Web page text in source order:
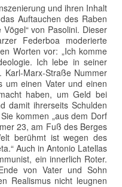
und ihren Inhalt
Auftauchen des Raben
von Pasolini. Dieser
Federboa moderierte
Worten vor: „Ich komme
Ich lebe in seiner
Marx-Straße Nummer
um einen Vater und einen
haben, um Geld bei
damit ihrerseits Schulden
kommen „aus dem Dorf
23, am Fuß des Berges
berühmt ist wegen des
Auch in Antonio Latellas
ein innerlich Roter.
von Vater und Sohn
Realismus nicht leugnen